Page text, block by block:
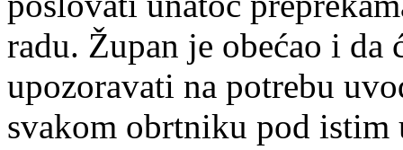
radu. Župan je obećao i
upozoravati na potrebu
svakom obrtniku pod